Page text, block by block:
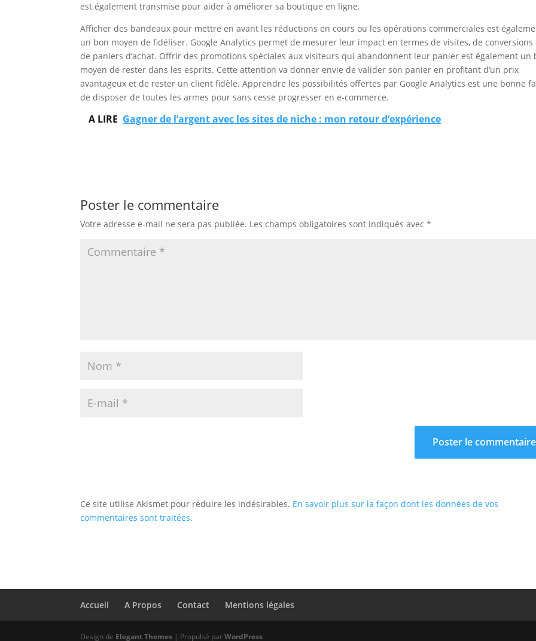
est également transmise pour aider à améliorer sa boutique en ligne.
Afficher des bandeaux pour mettre en avant les réductions en cours ou les opérations commerciales est
un bon moyen de fidéliser. Google Analytics permet de mesurer leur impact en termes de visites, de conversions
de paniers d’achat. Offrir des promotions spéciales aux visiteurs qui abandonnent leur panier est également un
moyen de rester dans les esprits. Cette attention va donner envie de valider son panier en profitant d’un prix
avantageux et de rester un client fidèle. Apprendre les possibilités offertes par Google Analytics est une bonne
de disposer de toutes les armes pour sans cesse progresser en e-commerce.
A LIRE Gagner de l’argent avec les sites de niche : mon retour d’expérience
Poster le commentaire
Votre adresse e-mail ne sera pas publiée. Les champs obligatoires sont indiqués avec*
Ce site utilise Akismet pour réduire les indésirables. En savoir plus sur la façon dont les données de vos
commentaires sont traitées.
Accueil A Propos Contact Mentions légales
Design de Elegant Themes | Propulsé parWordPress